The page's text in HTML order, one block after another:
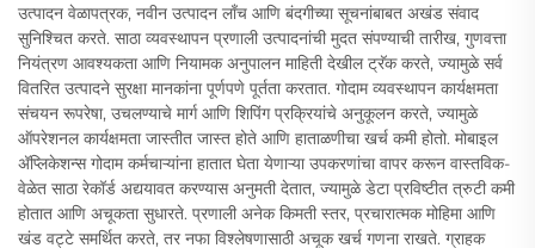
उत्पादन वेळापत्रक, नवीन उत्पादन लाँच आणि बंदगीच्या सूचनांबाबत अखंड संवाद
सुनिश्चित करते. साठा व्यवस्थापन प्रणाली उत्पादनांची मुदत संपण्याची तारीख, गुणवत्ता
नियंत्रण आवश्यकता आणि नियामक अनुपालन माहिती देखील ट्रॅक करते, ज्यामुळे सर्व
वितरित उत्पादने सुरक्षा मानकांना पूर्णपणे पूर्तता करतात. गोदाम व्यवस्थापन कार्यक्षमता
संचयन रूपरेषा, उचलण्याचे मार्ग आणि शिपिंग प्रक्रियांचे अनुकूलन करते, ज्यामुळे
ऑपरेशनल कार्यक्षमता जास्तीत जास्त होते आणि हाताळणीचा खर्च कमी होतो. मोबाइल
अ‍ॅप्लिकेशन्स गोदाम कर्मचाऱ्यांना हातात घेता येणाऱ्या उपकरणांचा वापर करून वास्तविक-
वेळेत साठा रेकॉर्ड अद्ययावत करण्यास अनुमती देतात, ज्यामुळे डेटा प्रविष्टीत त्रुटी कमी
होतात आणि अचूकता सुधारते. प्रणाली अनेक किमती स्तर, प्रचारात्मक मोहिमा आणि
खंड वट्टे समर्थित करते, तर नफा विश्लेषणासाठी अचूक खर्च गणना राखते. ग्राहक